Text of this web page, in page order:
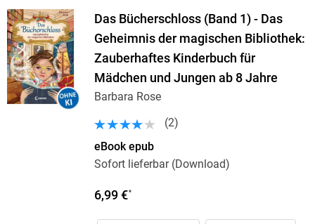
Das Bücherschloss (Band 1) - Das
Geheimnis der magischen Bibliothek:
Zauberhaftes Kinderbuch für
Mädchen und Jungen ab 8 Jahre
Barbara Rose
(2)
eBook epub
Sofort lieferbar (Download)
6,99 €*